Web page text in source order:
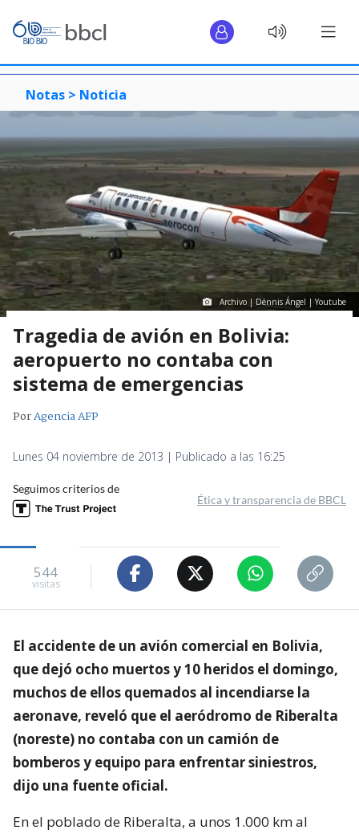
Notas > Noticia
Archivo | Dénnis Ángel | Youtube
Tragedia de avión en Bolivia:
aeropuerto no contaba con
sistema de emergencias
PorAgencia AFP
Lunes 04 noviembre de 2013 | Publicado a las 16:25
Seguimos criterios de
Ética y transparencia de BBCL
544
visitas
El accidente de un avión comercial en Bolivia,
que dejó ocho muertos y 10 heridos el domingo,
muchos de ellos quemados al incendiarse la
aeronave, reveló que el aeródromo de Riberalta
(noreste) no contaba con un camión de
bomberos y equipo para enfrentar siniestros,
dijo una fuente oficial.
En el poblado de Riberalta, a unos 1.000 km al